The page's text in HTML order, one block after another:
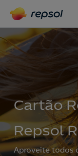
Cartão
Repsol
Aproveite todos